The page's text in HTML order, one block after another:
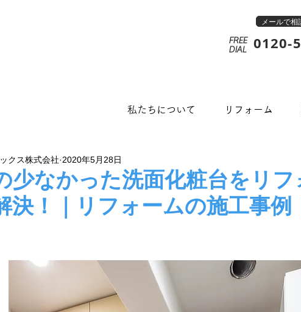
メールで相
FREE
​DIAL
0120-
私たちについて リフォーム
少なかった洗面化粧台をリ
決！｜リフォームの施工事例
クス株式会社 2020年5月28日